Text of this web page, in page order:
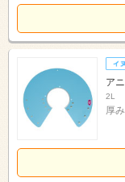
ア
2L
厚